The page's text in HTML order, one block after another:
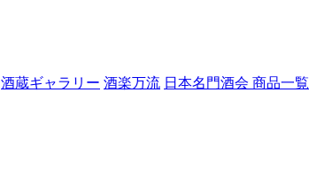
酒蔵ギャラリー 酒楽万流 日本名門酒会 商品一覧